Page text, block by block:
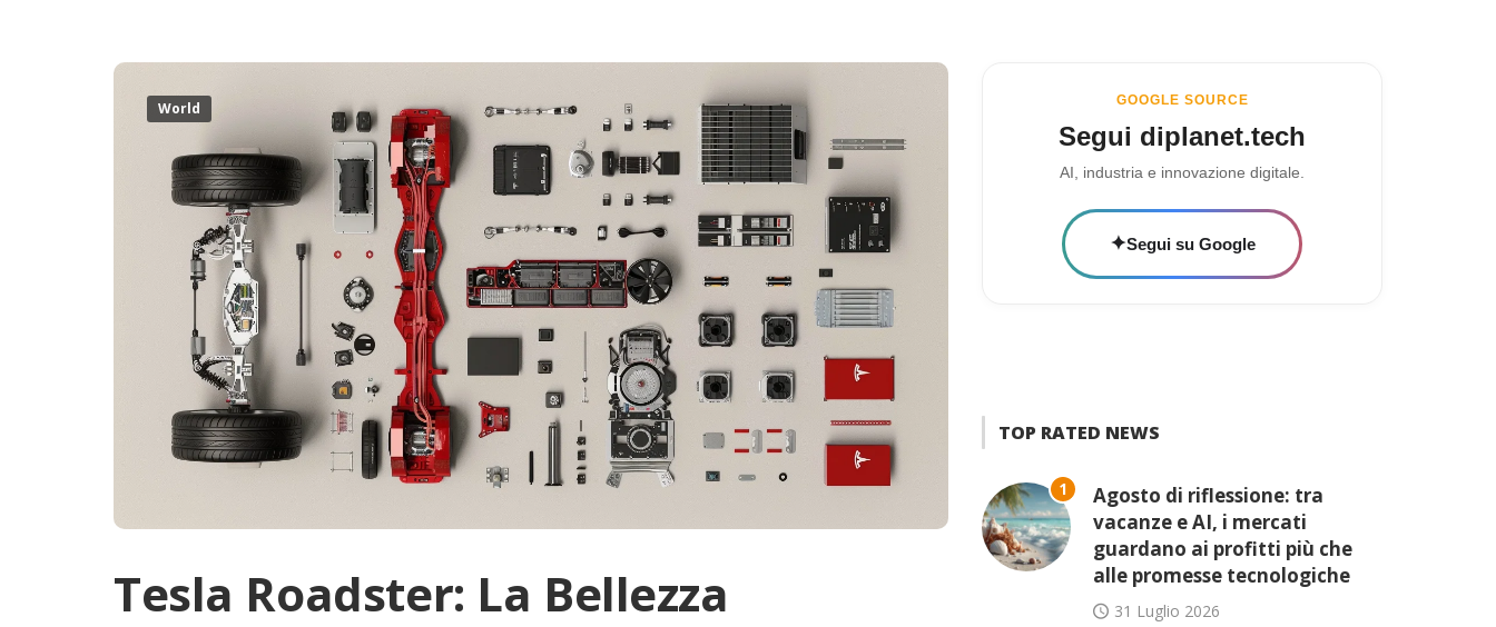
World
Tesla Roadster: La Bellezza
GOOGLE SOURCE
Segui diplanet.tech
AI, industria e innovazione digitale.
✦Segui su Google
TOP RATED NEWS
1
Agosto di riflessione: tra
vacanze e AI, i mercati
guardano ai profitti più che
alle promesse tecnologiche
31 Luglio 2026